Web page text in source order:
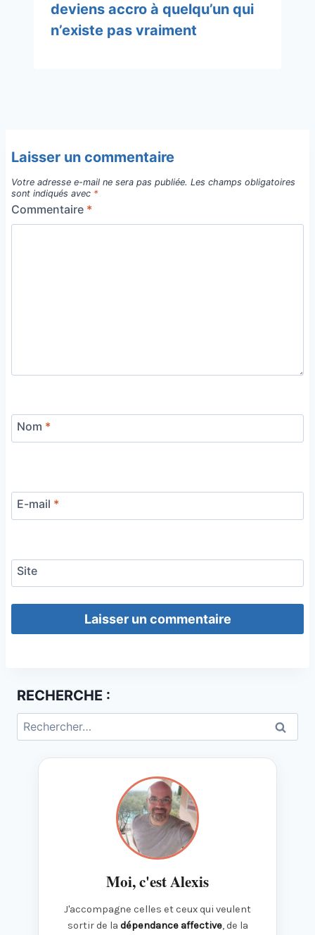
deviens accro à quelqu’un qui
n’existe pas vraiment
Laisser un commentaire
Votre adresse e-mail ne sera pas publiée. Les champs obligatoires
sont indiqués avec *
Commentaire *
Nom *
E-mail *
Site
RECHERCHE :
Rechercher :
Moi, c'est Alexis
J'accompagne celles et ceux qui veulent
sortir de la dépendance affective, de la